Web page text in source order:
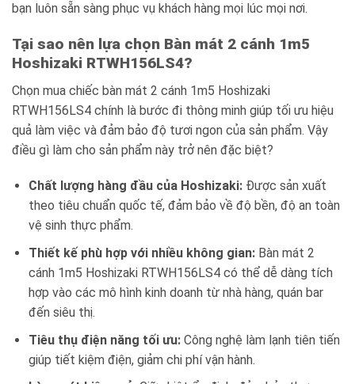
bạn luôn sẵn sàng phục vụ khách hàng mọi lúc mọi nơi.
Tại sao nên lựa chọn Bàn mát 2 cánh 1m5
Hoshizaki RTWH156LS4?
Chọn mua chiếc bàn mát 2 cánh 1m5 Hoshizaki
RTWH156LS4 chính là bước đi thông minh giúp tối ưu hiệu
quả làm việc và đảm bảo độ tươi ngon của sản phẩm. Vậy
điều gì làm cho sản phẩm này trở nên đặc biệt?
Chất lượng hàng đầu của Hoshizaki:Được sản xuất
theo tiêu chuẩn quốc tế, đảm bảo về độ bền, độ an toàn
vệ sinh thực phẩm.
Thiết kế phù hợp với nhiều không gian:Bàn mát 2
cánh 1m5 Hoshizaki RTWH156LS4 có thể dễ dàng tích
hợp vào các mô hình kinh doanh từ nhà hàng, quán bar
đến siêu thị.
Tiêu thụ điện năng tối ưu:Công nghệ làm lạnh tiên tiến
giúp tiết kiệm điện, giảm chi phí vận hành.